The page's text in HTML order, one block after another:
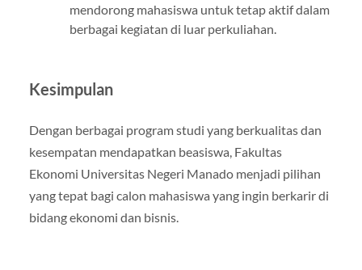
mendorong mahasiswa untuk tetap aktif dalam
berbagai kegiatan di luar perkuliahan.
Kesimpulan
Dengan berbagai program studi yang berkualitas dan
kesempatan mendapatkan beasiswa, Fakultas
Ekonomi Universitas Negeri Manado menjadi pilihan
yang tepat bagi calon mahasiswa yang ingin berkarir di
bidang ekonomi dan bisnis.